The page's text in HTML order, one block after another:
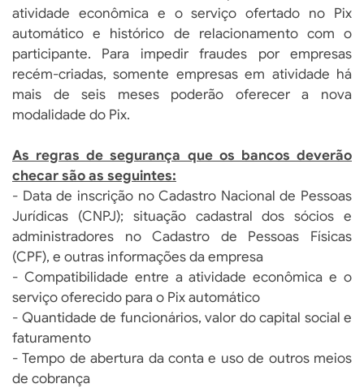
atividade econômica e o serviço ofertado no Pix
automático e histórico de relacionamento com o
participante. Para impedir fraudes por empresas
recém-criadas, somente empresas em atividade há
mais de seis meses poderão oferecer a nova
modalidade do Pix.
As regras de segurança que os bancos deverão
checar são as seguintes:
- Data de inscrição no Cadastro Nacional de Pessoas
Jurídicas (CNPJ); situação cadastral dos sócios e
administradores no Cadastro de Pessoas Físicas
(CPF), e outras informações da empresa
- Compatibilidade entre a atividade econômica e o
serviço oferecido para o Pix automático
- Quantidade de funcionários, valor do capital social e
faturamento
- Tempo de abertura da conta e uso de outros meios
de cobrança